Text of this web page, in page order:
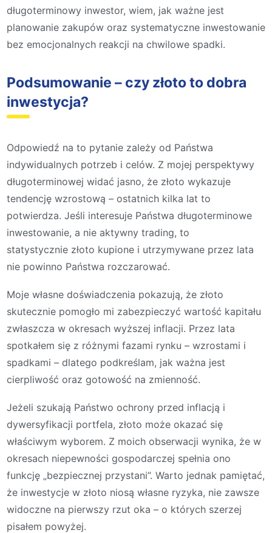
długoterminowy inwestor, wiem, jak ważne jest
planowanie zakupów oraz systematyczne inwestowanie
bez emocjonalnych reakcji na chwilowe spadki.
Podsumowanie – czy złoto to dobra
inwestycja?
Odpowiedź na to pytanie zależy od Państwa
indywidualnych potrzeb i celów. Z mojej perspektywy
długoterminowej widać jasno, że złoto wykazuje
tendencję wzrostową – ostatnich kilka lat to
potwierdza. Jeśli interesuje Państwa długoterminowe
inwestowanie, a nie aktywny trading, to
statystycznie złoto kupione i utrzymywane przez lata
nie powinno Państwa rozczarować.
Moje własne doświadczenia pokazują, że złoto
skutecznie pomogło mi zabezpieczyć wartość kapitału
zwłaszcza w okresach wyższej inflacji. Przez lata
spotkałem się z różnymi fazami rynku – wzrostami i
spadkami – dlatego podkreślam, jak ważna jest
cierpliwość oraz gotowość na zmienność.
Jeżeli szukają Państwo ochrony przed inflacją i
dywersyfikacji portfela, złoto może okazać się
właściwym wyborem. Z moich obserwacji wynika, że w
okresach niepewności gospodarczej spełnia ono
funkcję „bezpiecznej przystani”. Warto jednak pamiętać,
że inwestycje w złoto niosą własne ryzyka, nie zawsze
widoczne na pierwszy rzut oka – o których szerzej
pisałem powyżej.